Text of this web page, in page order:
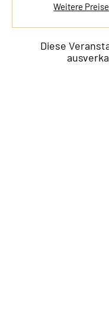
Weitere
Diese